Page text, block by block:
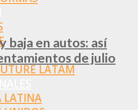
LATAM
LATINA
baja en autos: así
de julio